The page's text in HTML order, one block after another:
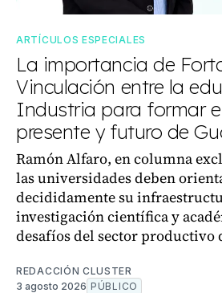
ARTÍCULOS ESPECIALES
La importancia de
Vinculación entre la
Industria para formar
presente y futuro de
Ramón Alfaro, en columna
las universidades deben
decididamente su
investigación científica y
desafíos del sector productivo
REDACCIÓN CLUSTER
3 agosto 2026 PÚBLICO